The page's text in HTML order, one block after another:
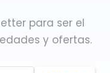
para ser el
y ofertas.